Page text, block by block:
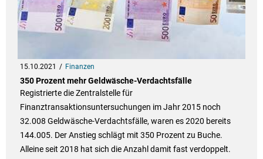
15.10.2021 Finanzen
350 Prozent mehr Geldwäsche-Verdachtsfälle
Registrierte die Zentralstelle für
Finanztransaktionsuntersuchungen im Jahr 2015 noch
32.008 Geldwäsche-Verdachtsfälle, waren es 2020 bereits
144.005. Der Anstieg schlägt mit 350 Prozent zu Buche.
Alleine seit 2018 hat sich die Anzahl damit fast verdoppelt.